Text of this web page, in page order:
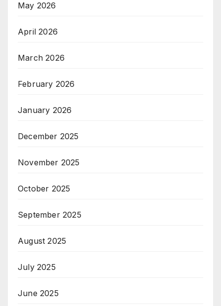
May 2026
April 2026
March 2026
February 2026
January 2026
December 2025
November 2025
October 2025
September 2025
August 2025
July 2025
June 2025